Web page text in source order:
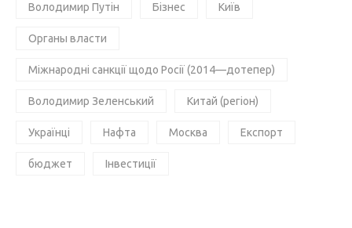
Володимир Путін Бізнес Київ
Органы власти
Міжнародні санкції щодо Росії (2014—дотепер)
Володимир Зеленський Китай (регіон)
Українці Нафта Москва Експорт
бюджет Інвестиції